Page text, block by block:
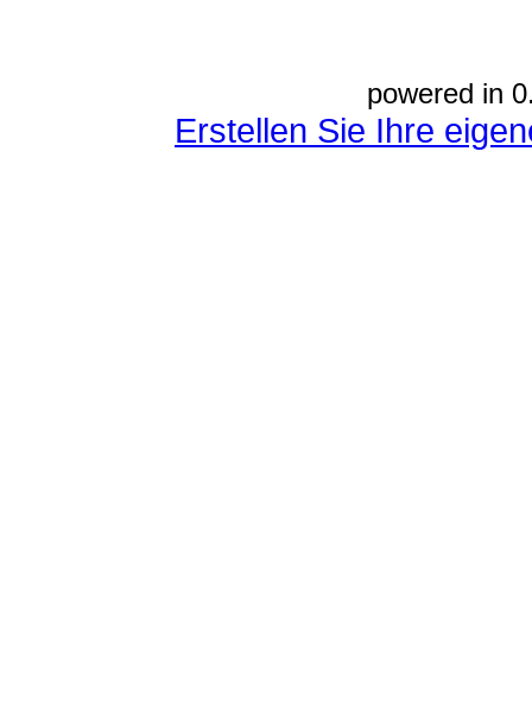
powered in
Erstellen Sie Ihre